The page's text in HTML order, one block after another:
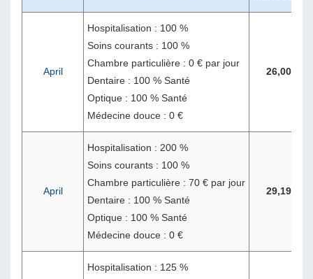
April
Hospitalisation : 100 %
Soins courants : 100 %
Chambre particulière : 0 € par jour
Dentaire : 100 % Santé
Optique : 100 % Santé
Médecine douce : 0 €
26,00 €
April
Hospitalisation : 200 %
Soins courants : 100 %
Chambre particulière : 70 € par jour
Dentaire : 100 % Santé
Optique : 100 % Santé
Médecine douce : 0 €
29,19 €
Hospitalisation : 125 %